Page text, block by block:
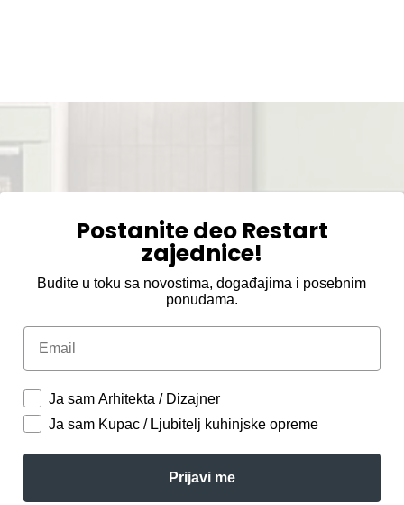
Postanite deo Restart
zajednice!
Budite u toku sa novostima, događajima i posebnim
ponudama.
Email
Ja sam Arhitekta / Dizajner
Ja sam Kupac / Ljubitelj kuhinjske opreme
Prijavi me